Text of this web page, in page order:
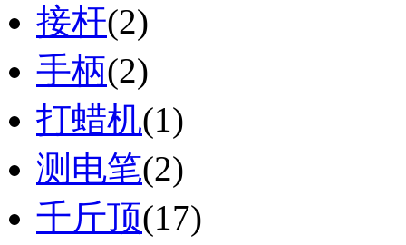
接杆(2)
手柄(2)
打蜡机(1)
测电笔(2)
千斤顶(17)